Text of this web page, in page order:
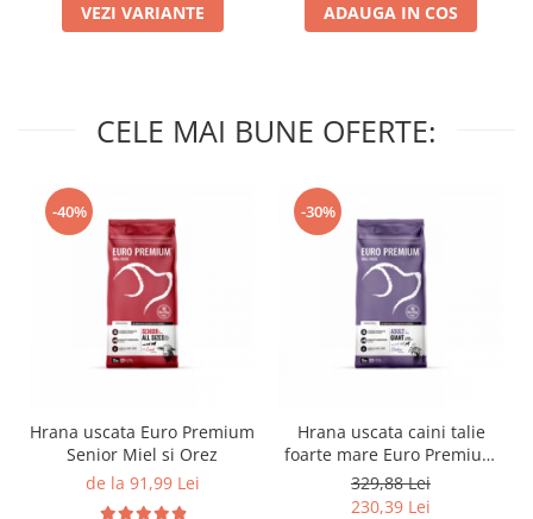
VEZI VARIANTE ADAUGA IN COS
CELE MAI BUNE OFERTE:
-40%
Hrana uscata Euro Premium
Senior Miel si Orez
de la 91,99 Lei
-30%
Hrana uscata caini talie
foarte mare Euro Premium
Giant Adult pui si orez 15
Kg
329,88 Lei
230,39 Lei